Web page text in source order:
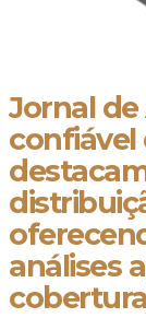
Jornal
confiável
análises